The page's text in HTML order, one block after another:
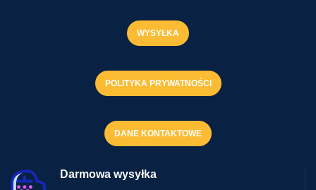
WYSYŁKA
POLITYKA PRYWATNOŚCI
DANE KONTAKTOWE
Darmowa wysyłka